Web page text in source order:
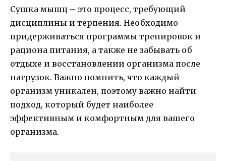
Сушка мышц – это процесс, требующий
дисциплины и терпения. Необходимо
придерживаться программы тренировок и
рациона питания, а также не забывать об
отдыхе и восстановлении организма после
нагрузок. Важно помнить, что каждый
организм уникален, поэтому важно найти
подход, который будет наиболее
эффективным и комфортным для вашего
организма.